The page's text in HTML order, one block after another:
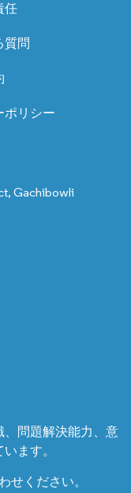
任
質問
ポリシー
Gachibowli
問題解決能力、意
ます。
せください。